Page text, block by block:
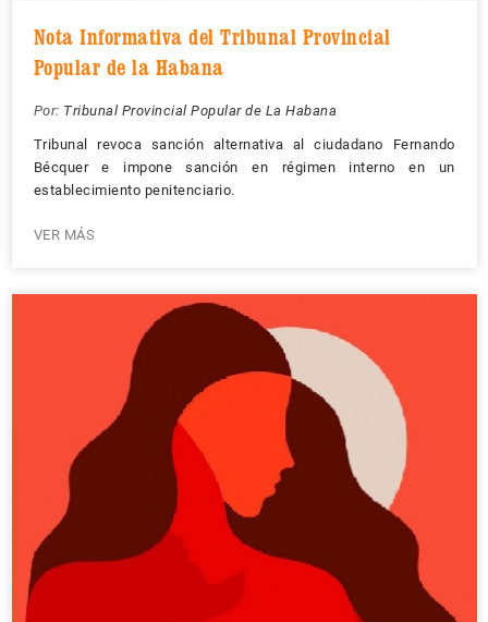
Nota Informativa del Tribunal Provincial
Popular de la Habana
Por: Tribunal Provincial Popular de La Habana
Tribunal revoca sanción alternativa al ciudadano Fernando
Bécquer e impone sanción en régimen interno en un
establecimiento penitenciario.
VER MÁS